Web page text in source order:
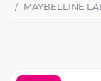
MAYBELLINE LABIAL SUPERSTAY VINYL